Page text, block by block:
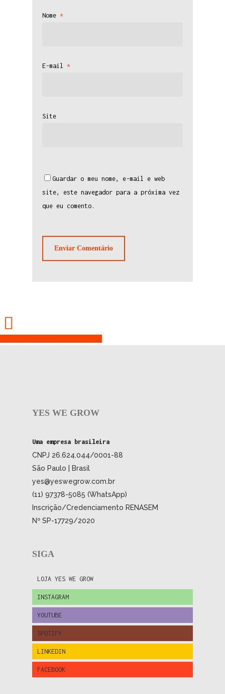
Nome *
E-mail *
Site
Guardar o meu nome, e-mail e web
site, este navegador para a próxima vez
que eu comento.
YES WE GROW
Uma empresa brasileira
CNPJ 26.624.044/0001-88
São Paulo | Brasil
yes@yeswegrow.com.br
(11) 97378-5085 (WhatsApp)
Inscrição/Credenciamento RENASEM
Nº SP-17729/2020
SIGA
LOJA YES WE GROW
INSTAGRAM
YOUTUBE
SPOTIFY
LINKEDIN
FACEBOOK